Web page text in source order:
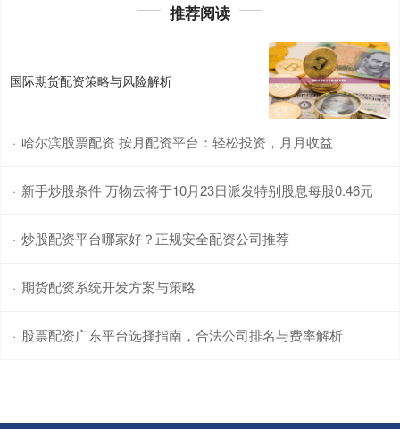
推荐阅读
国际期货配资策略与风险解析
· 哈尔滨股票配资 按月配资平台：轻松投资，月月收益
· 新手炒股条件 万物云将于10月23日派发特别股息每股0.46元
· 炒股配资平台哪家好？正规安全配资公司推荐
· 期货配资系统开发方案与策略
· 股票配资广东平台选择指南，合法公司排名与费率解析